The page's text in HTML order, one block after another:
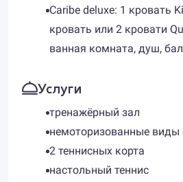
Caribe deluxe: 1 кровать
кровать или 2 кровати
ванная комната, душ,
Услуги
тренажёрный зал
немоторизованные виды
2 теннисных корта
настольный теннис